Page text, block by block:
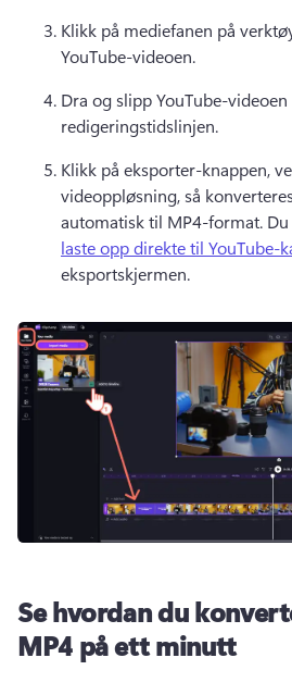
Klikk på mediefanen på
YouTube-videoen.
Dra og slipp YouTube-videoen
redigeringstidslinjen.
Klikk på eksporter-knappen,
videoppløsning, så
automatisk til MP4-format.
laste opp direkte til YouTube-
eksportskjermen.
Se hvordan du
MP4 på ett minutt